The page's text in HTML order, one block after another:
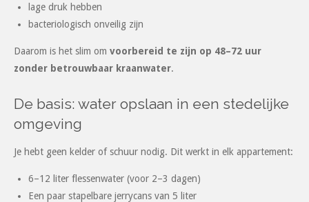
lage druk hebben
bacteriologisch onveilig zijn
Daarom is het slim om voorbereid te zijn op 48–72 uur
zonder betrouwbaar kraanwater.
De basis: water opslaan in een stedelijke
omgeving
Je hebt geen kelder of schuur nodig. Dit werkt in elk appartement:
6–12 liter flessenwater (voor 2–3 dagen)
Een paar stapelbare jerrycans van 5 liter